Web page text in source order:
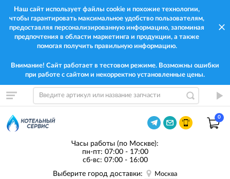
Наш сайт использует файлы cookie и похожие технологии,
чтобы гарантировать максимальное удобство пользователям,
предоставляя персонализированную информацию, запоминая
предпочтения в области маркетинга и продукции, а также
помогая получить правильную информацию.
Внимание! Сайт работает в тестовом режиме. Возможны ошибки
при работе с сайтом и некорректно установленные цены.
0
Часы работы (по Москве):
пн-пт: 07:00 - 17:00
сб-вс: 07:00 - 16:00
Выберите город доставки:
Москва